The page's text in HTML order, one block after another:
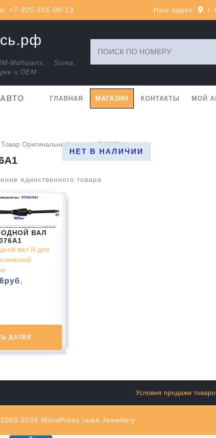
+7-925-101-00-13 Наш адрес: г.
Multiparts, Sorea.
и ОЕМ
ГЛАВНАЯ МАГАЗИН КОНТАКТЫ МОЙ
Оригинальный номер / T39076A1
единственного товара
НЕТ В НАЛИЧИИ
ВАЛ
вал R для
руб.
ДАЛЕЕ
Условия продажи
2026 WordPress тема Jewellery